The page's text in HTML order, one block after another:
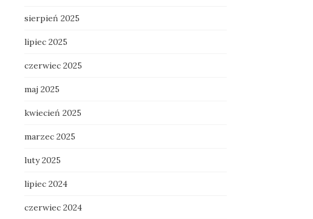
sierpień 2025
lipiec 2025
czerwiec 2025
maj 2025
kwiecień 2025
marzec 2025
luty 2025
lipiec 2024
czerwiec 2024